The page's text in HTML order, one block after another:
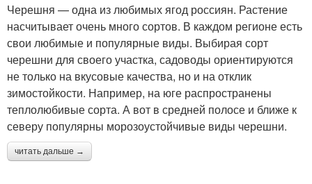
Черешня — одна из любимых ягод россиян. Растение
насчитывает очень много сортов. В каждом регионе есть
свои любимые и популярные виды. Выбирая сорт
черешни для своего участка, садоводы ориентируются
не только на вкусовые качества, но и на отклик
зимостойкости. Например, на юге распространены
теплолюбивые сорта. А вот в средней полосе и ближе к
северу популярны морозоустойчивые виды черешни.
читать дальше →